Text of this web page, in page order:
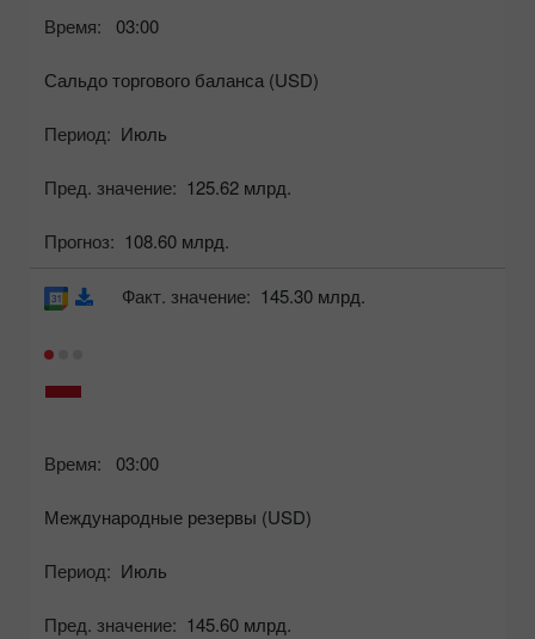
Время: 03:00
Сальдо торгового баланса (USD)
Период: Июль
Пред. значение: 125.62 млрд.
Прогноз: 108.60 млрд.
Время: 03:00
Международные резервы (USD)
Период: Июль
Пред. значение: 145.60 млрд.
Факт. значение: 145.30 млрд.